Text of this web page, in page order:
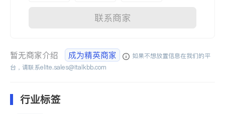
联系商家
暂无商家介绍 成为精英商家
如果不想放置信息在我们的平
台，请联系elite.sales@italkbb.com
行业标签